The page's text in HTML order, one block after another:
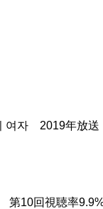
여자 2019年放
第10回視聴率